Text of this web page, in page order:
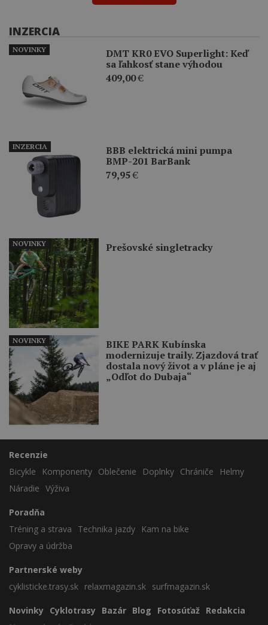
INZERCIA
DMT KR0 EVO Superlight: Keď
sa ľahkosť stane výhodou
409,00€
NOVINKY
BBB elektrická mini pumpa
BMP-201 BarBank
79,95€
INZERCIA
Prešovské singletracky
NOVINKY
BIKE PARK Kubínska
modernizuje traily. Zjazdová trať
dostala nový život a v pláne je aj
„Odľot do Dubaja“
NOVINKY
Recenzie
Bicykle
Komponenty Oblečenie Doplnky Chrániče
Helmy
Náradie Výživa
Poradňa
Tréning a strava
Technika jazdy
Kam na bike
Opravy a údržba
Partnerské weby
cyklisticke.trasy.sk relaxmagazin.sk surfmagazin.sk
Novinky Cyklotrasy Bazár Blog Fotosúťaž Redakcia